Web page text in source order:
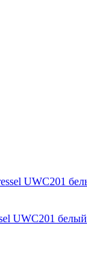
UWC201 белый